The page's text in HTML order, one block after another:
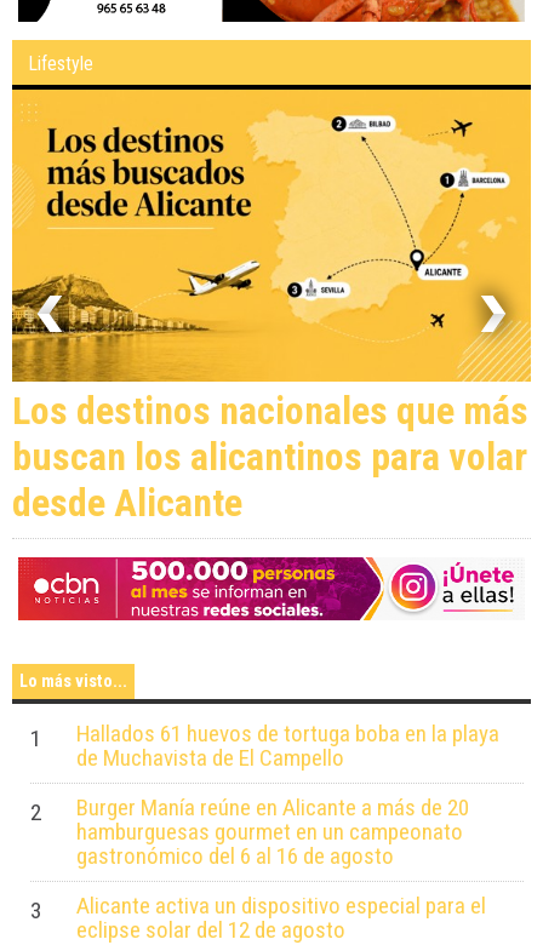
Lifestyle
Los destinos nacionales que más
buscan los alicantinos para volar
desde Alicante
Lo más visto...
1
Hallados 61 huevos de tortuga boba en la playa
de Muchavista de El Campello
2
Burger Manía reúne en Alicante a más de 20
hamburguesas gourmet en un campeonato
gastronómico del 6 al 16 de agosto
3
Alicante activa un dispositivo especial para el
eclipse solar del 12 de agosto